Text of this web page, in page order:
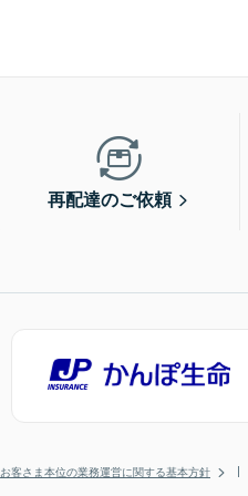
再配達のご依頼
お客さま本位の業務運営に関する基本方針